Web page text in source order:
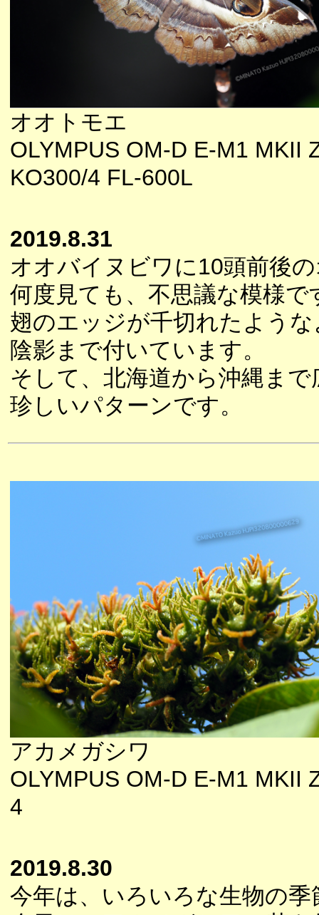
オオトモエ
OLYMPUS OM-D E-M1 MKII
KO300/4 FL-600L
2019.8.31
オオバイヌビワに10頭前後
何度見ても、不思議な模様で
翅のエッジが千切れたよう
陰影まで付いています。
そして、北海道から沖縄ま
珍しいパターンです。
アカメガシワ
OLYMPUS OM-D E-M1 MKII
4
2019.8.30
今年は、いろいろな生物の